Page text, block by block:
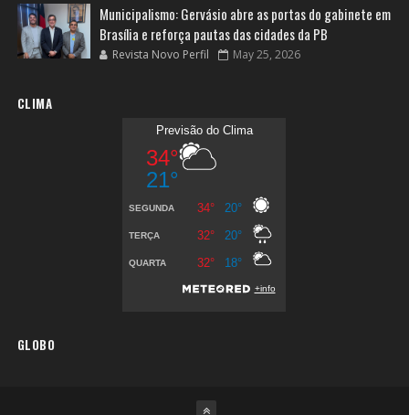
Municipalismo: Gervásio abre as portas do gabinete em
Brasília e reforça pautas das cidades da PB
Revista Novo Perfil May 25, 2026
CLIMA
GLOBO